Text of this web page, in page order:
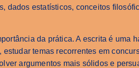
dados estatísticos, conceitos
da prática. A escrita é uma
temas recorrentes em
argumentos mais sólidos e